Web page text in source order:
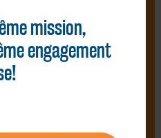
mission,
engagement